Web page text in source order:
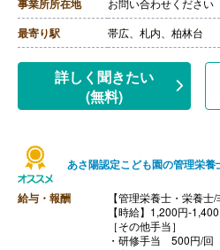
【賞与】年2回（計
【通勤手当】あり（上
【昇給】あり（1月あ
【退職金】あり※勤続1
事業所所在地
最寄り駅 帯広、札内、柏林台
詳しく聞きたい
(無料)
あさ陽認定こども園の管理栄
給与・報酬
【管理栄養士・栄養士/
【時給】1,200円-
［その他手当］
・研修手当 500円/